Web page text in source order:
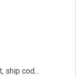
ship cod...